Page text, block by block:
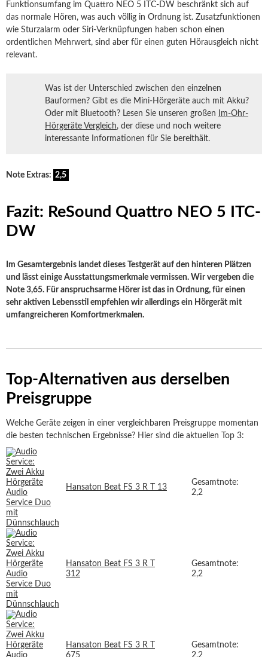
Funktionsumfang im Quattro NEO 5 ITC-DW beschränkt sich auf
das normale Hören, was auch völlig in Ordnung ist. Zusatzfunktionen
wie Sturzalarm oder Siri-Verknüpfungen haben schon einen
ordentlichen Mehrwert, sind aber für einen guten Hörausgleich nicht
relevant.
Was ist der Unterschied zwischen den einzelnen
Bauformen? Gibt es die Mini-Hörgeräte auch mit Akku?
Oder mit Bluetooth? Lesen Sie unseren großen
Im-Ohr-
Hörgeräte Vergleich, der diese und noch weitere
interessante Informationen für Sie bereithält.
Note Extras: 2,5
Fazit: ReSound Quattro NEO 5 ITC-
DW
Im Gesamtergebnis landet dieses Testgerät auf den hinteren Plätzen
und lässt einige Ausstattungsmerkmale vermissen. Wir vergeben die
Note 3,65. Für anspruchsarme Hörer ist das in Ordnung, für einen
sehr aktiven Lebensstil empfehlen wir allerdings ein Hörgerät mit
umfangreicheren Komfortmerkmalen.
Top-Alternativen aus derselben
Preisgruppe
Welche Geräte zeigen in einer vergleichbaren Preisgruppe momentan
die besten technischen Ergebnisse? Hier sind die aktuellen Top 3:
Hansaton Beat FS 3 R T 13
Gesamtnote:
2,2
Hansaton Beat FS 3 R T
312
Gesamtnote:
2,2
Hansaton Beat FS 3 R T
Gesamtnote: